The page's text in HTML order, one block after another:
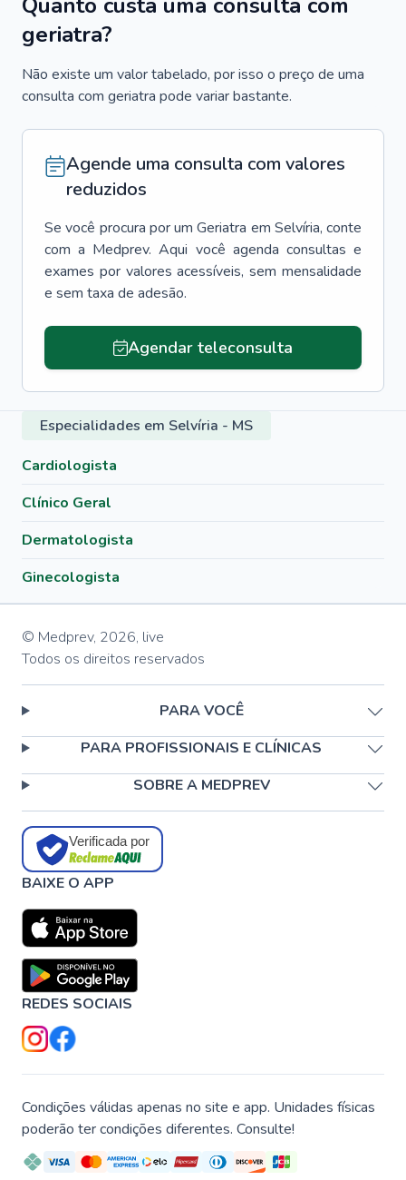
geriatra?
Não existe um valor tabelado, por isso o preço de uma
consulta com geriatra pode variar bastante.
Agende uma consulta com valores
reduzidos
Se você procura por um Geriatra em Selvíria, conte
com a Medprev. Aqui você agenda consultas e
exames por valores acessíveis, sem mensalidade
e sem taxa de adesão.
Agendar teleconsulta
Especialidades em Selvíria - MS
Cardiologista
Clínico Geral
Dermatologista
Ginecologista
© Medprev, 2026, live
Todos os direitos reservados
PARA VOCÊ
PARA PROFISSIONAIS E CLÍNICAS
SOBRE A MEDPREV
Verificada por
BAIXE O APP
REDES SOCIAIS
Condições válidas apenas no site e app. Unidades físicas
poderão ter condições diferentes. Consulte!